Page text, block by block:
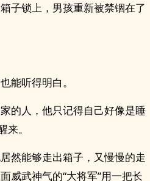
子锁上，男孩重新被禁锢在了
能听得明白。
的人，他只记得自己好像是睡
。
然能够走出箱子，又慢慢的走
威武神气的“大将军”用一把长